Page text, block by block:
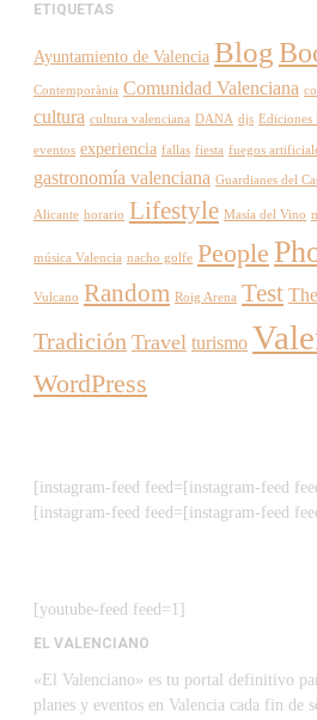
ETIQUETAS
Ayuntamiento de Valencia Blog
Contemporània Comunidad Valenciana
cultura cultura valenciana DANA djs Ediciones
eventos experiencia fallas fiesta fuegos
gastronomía valenciana Guardianes del
Alicante horario Lifestyle Masía del Vino
música Valencia nacho golfe People
Vulcano Random Roig Arena Test
Tradición Travel turismo
WordPress
[instagram-feed feed=[instagram-feed
[instagram-feed feed=[instagram-feed
[youtube-feed feed=1]
EL VALENCIANO
«El Valenciano» es tu portal definitivo
planes y eventos en Valencia cada fin de